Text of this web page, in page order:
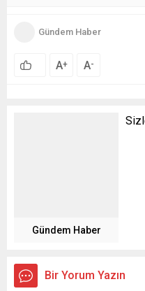
Gündem Haber
A+ A-
Gündem Haber
Bir Yorum Yazın